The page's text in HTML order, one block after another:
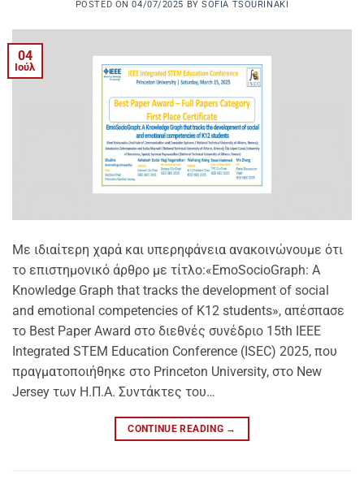
POSTED ON04/07/2025 BYSOFIA TSOURINAKI
04
Ιούλ
Με ιδιαίτερη χαρά και υπερηφάνεια ανακοινώνουμε ότι
το επιστημονικό άρθρο με τίτλο:«EmoSocioGraph: A
Knowledge Graph that tracks the development of social
and emotional competencies of K12 students», απέσπασε
το Best Paper Award στο διεθνές συνέδριο 15th IEEE
Integrated STEM Education Conference (ISEC) 2025, που
πραγματοποιήθηκε στο Princeton University, στο New
Jersey των Η.Π.Α. Συντάκτες του…
CONTINUE READING →